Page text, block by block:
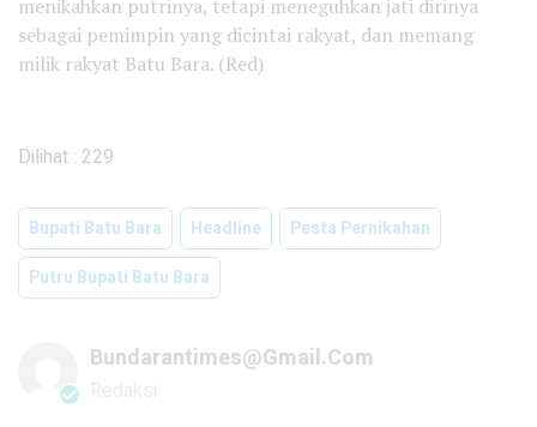
menikahkan putrinya, tetapi meneguhkan jati dirinya
sebagai pemimpin yang dicintai rakyat, dan memang
milik rakyat Batu Bara. (Red)
Dilihat : 229
Bupati Batu Bara Headline
Pesta Pernikahan
Putru Bupati Batu Bara
Bundarantimes@gmail.com